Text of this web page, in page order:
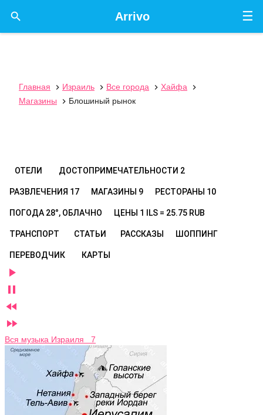
☰
Arrivo

Главная  Израиль  Все города  Хайфа

Магазины
 Блошиный рынок
ОТЕЛИ ДОСТОПРИМЕЧАТЕЛЬНОСТИ 2
РАЗВЛЕЧЕНИЯ 17 МАГАЗИНЫ 9 РЕСТОРАНЫ 10
ПОГОДА 28°, ОБЛАЧНО ЦЕНЫ 1 ILS = 25.75 RUB
ТРАНСПОРТ СТАТЬИ РАССКАЗЫ ШОППИНГ
ПЕРЕВОДЧИК КАРТЫ




Вся музыка Израиля 7